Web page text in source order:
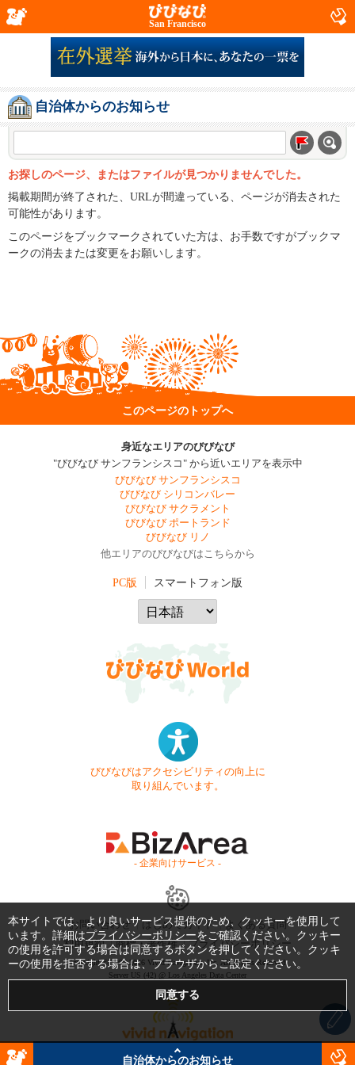
San Francisco
自治体からのお知らせ
お探しのページ、またはファイルが見つかりませんでした。
掲載期間が終了された、URLが間違っている、ページが消去された
可能性があります。
このページをブックマークされていた方は、お手数ですがブックマ
ークの消去または変更をお願いします。
このページのトップへ
身近なエリアのびびなび
"びびなび サンフランシスコ" から近いエリアを表示中
びびなび サンフランシスコ
びびなび シリコンバレー
びびなび サクラメント
びびなび ポートランド
びびなび リノ
他エリアのびびなびはこちらから
PC版 スマートフォン版
びびなびはアクセシビリティの向上に
取り組んでいます。
- 企業向けサービス -
お問い合わせ はじめてガイド
よくある質問
利用規約
商標・著作権 プライバシーポリシー
Copyright © 1999-2026 Vivid Navigation, Inc. All Rights Reserved.
Server US (42) @ Los Angeles Data Center
自治体からのお知らせ
本サイトでは、より良いサービス提供のため、クッキーを使用して
います。詳細はプライバシーポリシーをご確認ください。クッキー
の使用を許可する場合は同意するボタンを押してください。クッキ
ーの使用を拒否する場合は、ブラウザからご設定ください。